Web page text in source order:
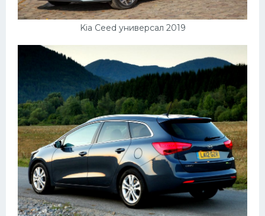
Kia Ceed универсал 2019
БМВ
Сузуки
Фольксваген
Лексус
Дэу
Скания
Форд
Черри